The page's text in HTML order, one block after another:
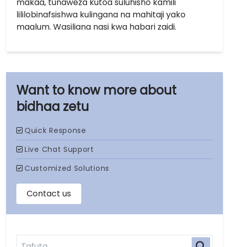
bidhaa zetu
lililobinafsishwa kulingana na mahitaji yako
maalum. Wasiliana nasi kwa habari zaidi.